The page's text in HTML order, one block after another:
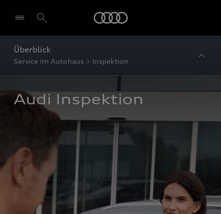
Überblick
Service im Autohaus > Inspektion
Audi Inspektion